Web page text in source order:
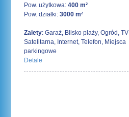
Pow. użytkowa: 400 m²
Pow. działki: 3000 m²
Zalety: Garaż, Blisko plaży, Ogród, TV
Satelitarna, Internet, Telefon, Miejsca
parkingowe
Detale